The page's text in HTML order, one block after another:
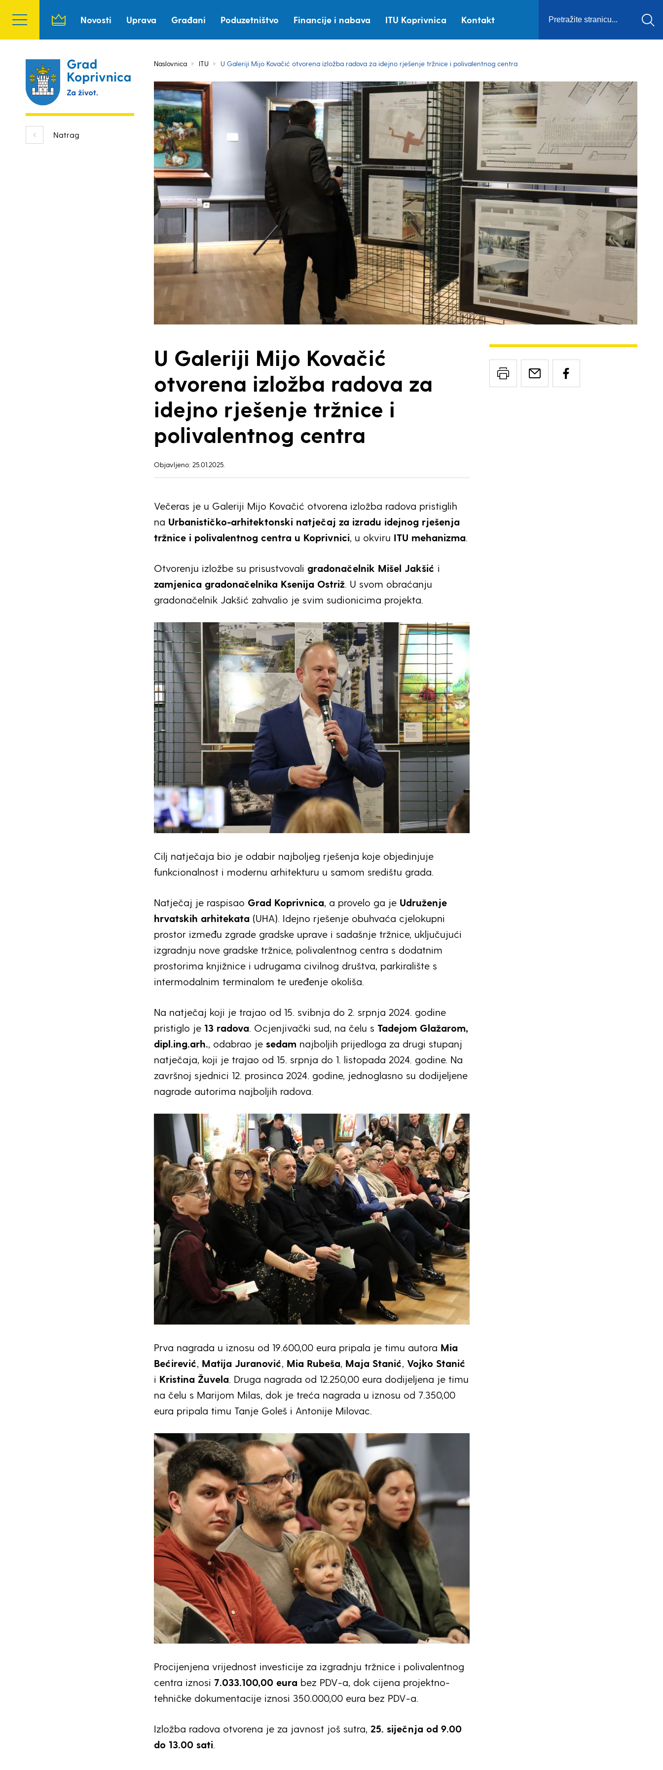
Novosti Uprava Građani Poduzetništvo Financije i nabava ITU Koprivnica Kontakt
Natrag
Naslovnica ITU U Galeriji Mijo Kovačić otvorena izložba radova za idejno rješenje tržnice i polivalentnog centra
U Galeriji Mijo Kovačić
otvorena izložba radova za
idejno rješenje tržnice i
polivalentnog centra
Objavljeno: 25.01.2025.
Večeras je u Galeriji Mijo Kovačić otvorena izložba radova pristiglih
na Urbanističko-arhitektonski natječaj za izradu idejnog rješenja
tržnice i polivalentnog centra u Koprivnici, u okviru ITU mehanizma.
Otvorenju izložbe su prisustvovali gradonačelnik Mišel Jakšić i
zamjenica gradonačelnika Ksenija Ostriž. U svom obraćanju
gradonačelnik Jakšić zahvalio je svim sudionicima projekta.
Cilj natječaja bio je odabir najboljeg rješenja koje objedinjuje
funkcionalnost i modernu arhitekturu u samom središtu grada.
Natječaj je raspisao Grad Koprivnica, a provelo ga je Udruženje
hrvatskih arhitekata (UHA). Idejno rješenje obuhvaća cjelokupni
prostor između zgrade gradske uprave i sadašnje tržnice, uključujući
izgradnju nove gradske tržnice, polivalentnog centra s dodatnim
prostorima knjižnice i udrugama civilnog društva, parkiralište s
intermodalnim terminalom te uređenje okoliša.
Na natječaj koji je trajao od 15. svibnja do 2. srpnja 2024. godine
pristiglo je 13 radova. Ocjenjivački sud, na čelu s Tadejom Glažarom,
dipl.ing.arh., odabrao je sedam najboljih prijedloga za drugi stupanj
natječaja, koji je trajao od 15. srpnja do 1. listopada 2024. godine. Na
završnoj sjednici 12. prosinca 2024. godine, jednoglasno su dodijeljene
nagrade autorima najboljih radova.
Prva nagrada u iznosu od 19.600,00 eura pripala je timu autora Mia
Bećirević Matija Juranović Mia Rubeša Maja Stanić Vojko Stanić
i Kristina Žuvela . Druga nagrada od 12.250,00 eura dodijeljena je timu
na čelu s Marijom Milas, dok je treća nagrada u iznosu od 7.350,00
eura pripala timu Tanje Goleš i Antonije Milovac.
Procijenjena vrijednost investicije za izgradnju tržnice i polivalentnog
centra iznosi 7.033.100,00 eura bez PDV-a, dok cijena projektno-
tehničke dokumentacije iznosi 350.000,00 eura bez PDV-a.
Izložba radova otvorena je za javnost još sutra, 25. siječnja od 9.00
do 13.00 sati.